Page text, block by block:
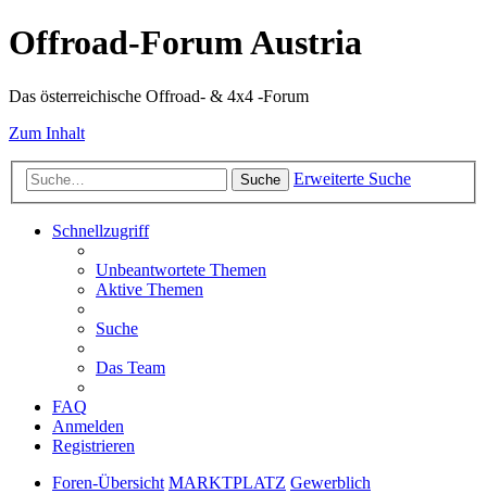
Offroad-Forum Austria
Das österreichische Offroad- & 4x4 -Forum
Zum Inhalt
Suche Erweiterte Suche
Schnellzugriff
Unbeantwortete Themen
Aktive Themen
Suche
Das Team
FAQ
Anmelden
Registrieren
Foren-Übersicht MARKTPLATZ Gewerblich